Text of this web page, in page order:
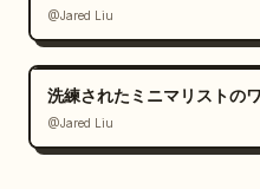
@Jared Liu
洗練されたミニマリストの
@Jared Liu